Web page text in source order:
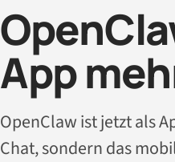
App
OpenClaw ist jetzt als
Chat, sondern das